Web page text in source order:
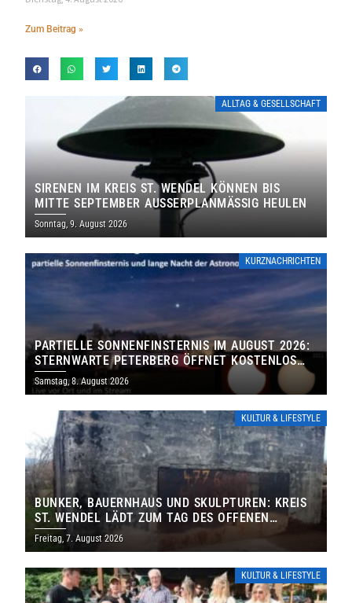
Zum Beitrag »
ALLTAG & GESELLSCHAFT
SIRENEN IM KREIS ST. WENDEL KÖNNEN BIS
MITTE SEPTEMBER AUSSERPLANMÄSSIG HEULEN
Sonntag, 9. August 2026
KURZNACHRICHTEN
PARTIELLE SONNENFINSTERNIS IM AUGUST 2026:
STERNWARTE PETERBERG ÖFFNET KOSTENLOS
IHRE TORE
Samstag, 8. August 2026
KULTUR & LIFESTYLE
BUNKER, BAUERNHAUS UND SKULPTUREN: KREIS
ST. WENDEL LÄDT ZUM TAG DES OFFENEN
DENKMALS EIN
Freitag, 7. August 2026
KULTUR & LIFESTYLE